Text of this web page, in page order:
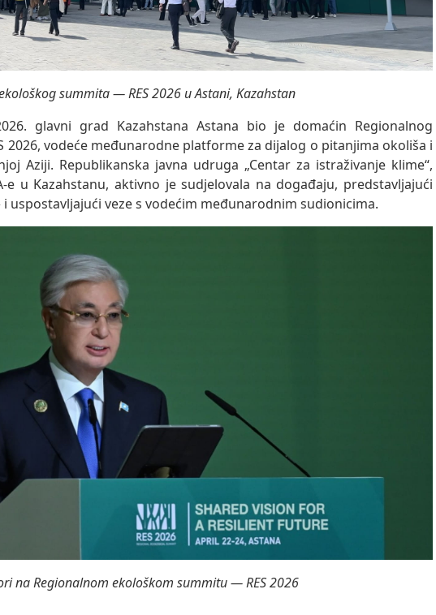
summita — RES 2026 u Astani, Kazahstan
glavni grad Kazahstana Astana bio je domaćin Regionalnog
2026, vodeće međunarodne platforme za dijalog o pitanjima okoliša i
Aziji. Republikanska javna udruga „Centar za istraživanje klime“,
e u Kazahstanu, aktivno je sudjelovala na događaju, predstavljajući
uspostavljajući veze s vodećim međunarodnim sudionicima.
na Regionalnom ekološkom summitu — RES 2026